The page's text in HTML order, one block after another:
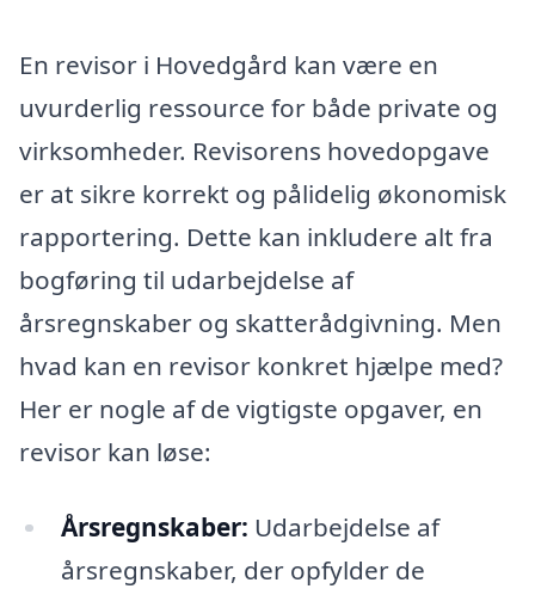
En revisor i Hovedgård kan være en
uvurderlig ressource for både private og
virksomheder. Revisorens hovedopgave
er at sikre korrekt og pålidelig økonomisk
rapportering. Dette kan inkludere alt fra
bogføring til udarbejdelse af
årsregnskaber og skatterådgivning. Men
hvad kan en revisor konkret hjælpe med?
Her er nogle af de vigtigste opgaver, en
revisor kan løse:
Årsregnskaber: Udarbejdelse af
årsregnskaber, der opfylder de